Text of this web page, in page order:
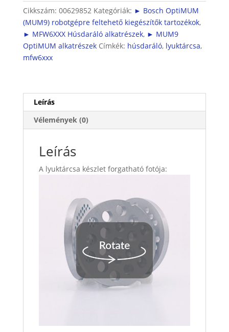
MFW66
Húsdarálóhoz
(3mm,
5mm,
8mm)
Cikkszám: 00629852 Kategóriák: ► Bosch OptiMUM
(MUM9) robotgépre feltehető kiegészítők tartozékok,
► MFW6XXX Húsdaráló alkatrészek, ► MUM9
OptiMUM alkatrészek Címkék: húsdaráló, lyuktárcsa,
mfw6xxx
Leírás
Vélemények (0)
Leírás
A lyuktárcsa készlet forgatható fotója: